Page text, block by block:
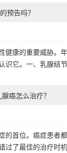
预告吗？
健康的重要威胁。
它。一、乳腺结
癌怎么治疗？
的首位。癌症患者
过了最佳的治疗时